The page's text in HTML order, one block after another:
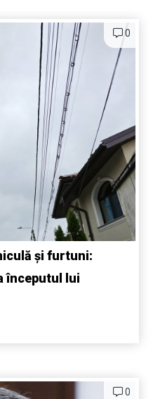
0
și furtuni:
începutul lui
0